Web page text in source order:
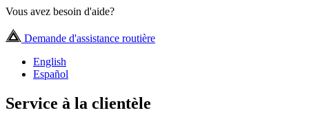
Vous avez besoin d'aide?
Demande d'assistance routière
English
Español
Service à la clientèle